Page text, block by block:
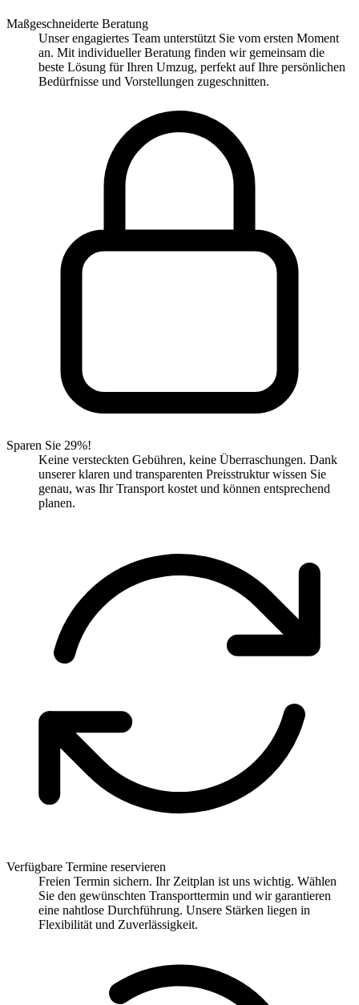
Maßgeschneiderte Beratung
Unser engagiertes Team unterstützt Sie vom ersten Moment
an. Mit individueller Beratung finden wir gemeinsam die
beste Lösung für Ihren Umzug, perfekt auf Ihre persönlichen
Bedürfnisse und Vorstellungen zugeschnitten.
Sparen Sie 29%!
Keine versteckten Gebühren, keine Überraschungen. Dank
unserer klaren und transparenten Preisstruktur wissen Sie
genau, was Ihr Transport kostet und können entsprechend
planen.
Verfügbare Termine reservieren
Freien Termin sichern. Ihr Zeitplan ist uns wichtig. Wählen
Sie den gewünschten Transporttermin und wir garantieren
eine nahtlose Durchführung. Unsere Stärken liegen in
Flexibilität und Zuverlässigkeit.